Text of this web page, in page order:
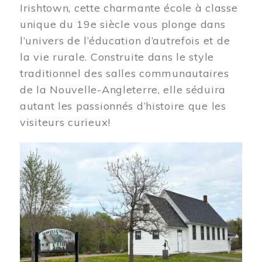
Irishtown, cette charmante école à classe
unique du 19e siècle vous plonge dans
l’univers de l’éducation d’autrefois et de
la vie rurale. Construite dans le style
traditionnel des salles communautaires
de la Nouvelle-Angleterre, elle séduira
autant les passionnés d’histoire que les
visiteurs curieux!
Image